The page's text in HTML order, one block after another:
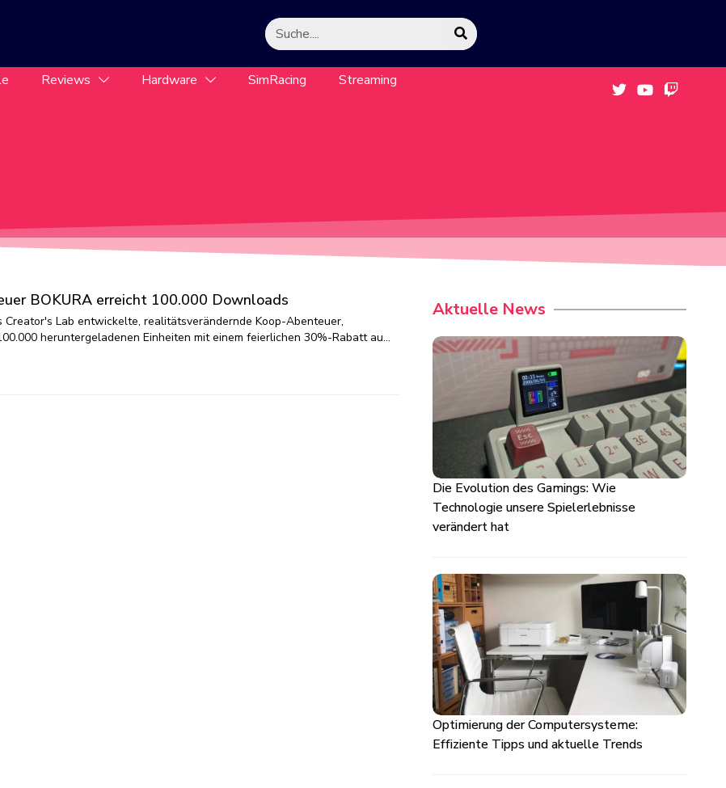
Reviews Hardware SimRacing
Streaming
BOKURA erreicht 100.000 Downloads
Creator's Lab entwickelte, realitätsverändernde Koop-Abenteuer,
heruntergeladenen Einheiten mit einem feierlichen 30%-Rabatt au…
Aktuelle News
Die Evolution des Gamings: Wie
Technologie unsere Spielerlebnisse
verändert hat
Optimierung der Computersysteme:
Effiziente Tipps und aktuelle Trends